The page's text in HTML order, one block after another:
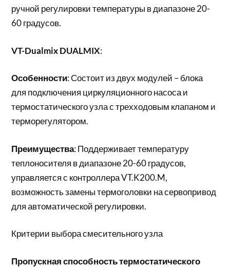
ручной регулировки температуры в диапазоне 20-
60 градусов.
VT-Dualmix DUALMIX:
Особенности: Состоит из двух модулей – блока
для подключения циркуляционного насоса и
термостатического узла с трехходовым клапаном и
терморегулятором.
Преимущества: Поддерживает температуру
теплоносителя в диапазоне 20-60 градусов,
управляется с контроллера VT.K200.M,
возможность замены термоголовки на сервопривод
для автоматической регулировки.
Критерии выбора смесительного узла
Пропускная способность термостатического